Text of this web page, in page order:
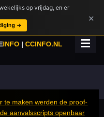
INFO | CCINFO.NL
te maken werden de proof-
aanvalsscripts openbaar
op vrijdag, en er
→
×